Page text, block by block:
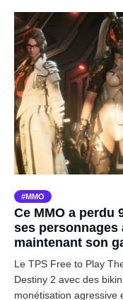
MMO
Ce MMO a perdu
ses
maintenant son
Le TPS Free to Play
Destiny 2 avec des
monétisation agressive